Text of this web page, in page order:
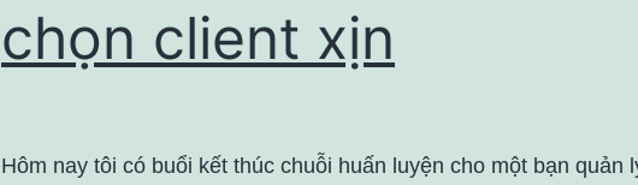
chọn client xịn
Hôm nay tôi có buổi kết thúc chuỗi huấn luyện cho một bạn quản